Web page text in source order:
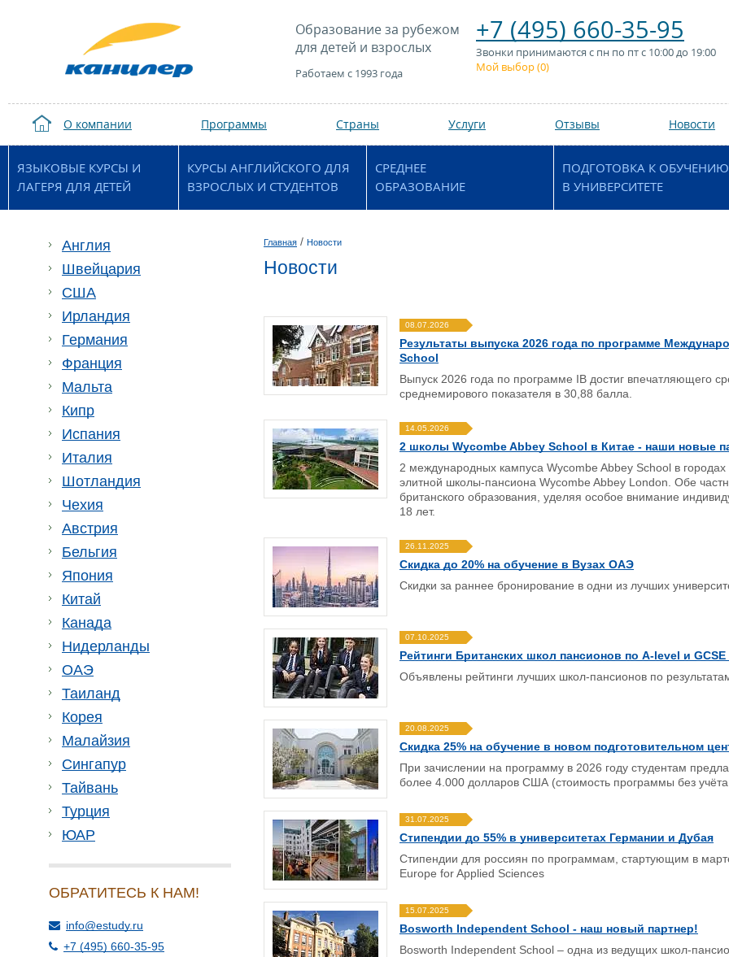
Образование за рубежом
для детей и взрослых
Работаем с 1993 года
+7 (495) 660-35-95
Звонки принимаются с пн по пт с 10:00 до 19:00
Мой выбор (0)
О компании Программы Страны Услуги Отзывы Новости
ЯЗЫКОВЫЕ КУРСЫ И
ЛАГЕРЯ ДЛЯ ДЕТЕЙ
КУРСЫ АНГЛИЙСКОГО ДЛЯ
ВЗРОСЛЫХ И СТУДЕНТОВ
СРЕДНЕЕ
ОБРАЗОВАНИЕ
ПОДГОТОВКА К ОБУЧЕНИЮ
В УНИВЕРСИТЕТЕ
Англия
Швейцария
США
Ирландия
Германия
Франция
Мальта
Кипр
Испания
Италия
Шотландия
Чехия
Австрия
Бельгия
Япония
Китай
Канада
Нидерланды
ОАЭ
Таиланд
Корея
Малайзия
Сингапур
Тайвань
Турция
ЮАР
ОБРАТИТЕСЬ К НАМ!
info@estudy.ru
+7 (495) 660-35-95
Главная / Новости
Новости
08.07.2026
Результаты выпуска 2026 года по программе
School
Выпуск 2026 года по программе IB достиг впечатляющего
среднемирового показателя в 30,88 балла.
14.05.2026
2 школы Wycombe Abbey School в Китае - наши новые
2 международных кампуса Wycombe Abbey School в
элитной школы-пансиона Wycombe Abbey London. Обе
британского образования, уделяя особое внимание
18 лет.
26.11.2025
Скидка до 20% на обучение в Вузах ОАЭ
Скидки за раннее бронирование в одни из лучших
07.10.2025
Рейтинги Британских школ пансионов по A-level и GCSE
Объявлены рейтинги лучших школ-пансионов по
20.08.2025
Скидка 25% на обучение в новом подготовительном
При зачислении на программу в 2026 году студентам
более 4.000 долларов США (стоимость программы без
31.07.2025
Стипендии до 55% в университетах Германии и Дубая
Стипендии для россиян по программам, стартующим в
Europe for Applied Sciences
15.07.2025
Bosworth Independent School - наш новый партнер!
Bosworth Independent School – одна из ведущих школ-